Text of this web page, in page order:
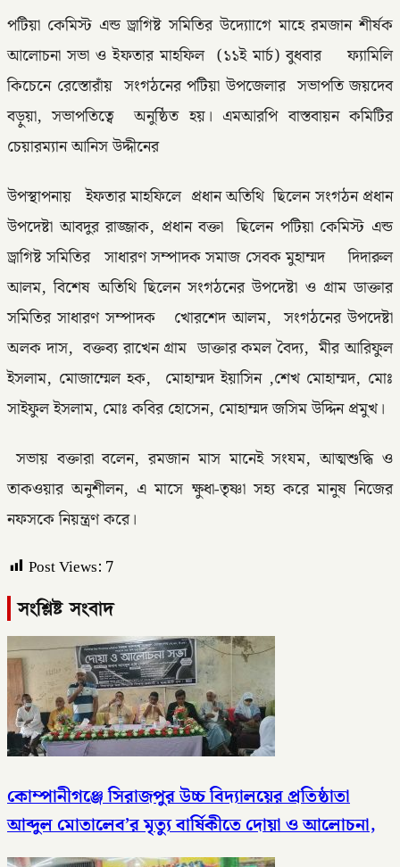
পটিয়া কেমিস্ট এন্ড ড্রাগিষ্ট সমিতির উদ্যাোগে মাহে রমজান শীর্ষক
আলোচনা সভা ও ইফতার মাহফিল (১১ই মার্চ) বুধবার ফ্যামিলি
কিচেনে রেস্তোরাঁয় সংগঠনের পটিয়া উপজেলার সভাপতি জয়দেব
বড়ুয়া, সভাপতিত্বে অনুষ্ঠিত হয়। এমআরপি বাস্তবায়ন কমিটির
চেয়ারম্যান আনিস উদ্দীনের
উপস্থাপনায় ইফতার মাহফিলে প্রধান অতিথি ছিলেন সংগঠন প্রধান
উপদেষ্টা আবদুর রাজ্জাক, প্রধান বক্তা ছিলেন পটিয়া কেমিস্ট এন্ড
ড্রাগিষ্ট সমিতির সাধারণ সম্পাদক সমাজ সেবক মুহাম্মদ দিদারুল
আলম, বিশেষ অতিথি ছিলেন সংগঠনের উপদেষ্টা ও গ্রাম ডাক্তার
সমিতির সাধারণ সম্পাদক খোরশেদ আলম, সংগঠনের উপদেষ্টা
অলক দাস, বক্তব্য রাখেন গ্রাম ডাক্তার কমল বৈদ্য, মীর আরিফুল
ইসলাম, মোজাম্মেল হক, মোহাম্মদ ইয়াসিন ,শেখ মোহাম্মদ, মোঃ
সাইফুল ইসলাম, মোঃ কবির হোসেন, মোহাম্মদ জসিম উদ্দিন প্রমুখ।
সভায় বক্তারা বলেন, রমজান মাস মানেই সংযম, আত্মশুদ্ধি ও
তাকওয়ার অনুশীলন, এ মাসে ক্ষুধা-তৃষ্ণা সহ্য করে মানুষ নিজের
নফসকে নিয়ন্ত্রণ করে।
Post Views: 7
সংশ্লিষ্ট সংবাদ
কোম্পানীগঞ্জে সিরাজপুর উচ্চ বিদ্যালয়ের প্রতিষ্ঠাতা
আব্দুল মোতালেব’র মৃত্যু বার্ষিকীতে দোয়া ও আলোচনা,